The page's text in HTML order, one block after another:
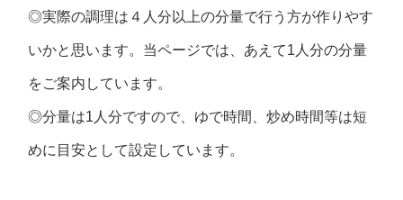
◎実際の調理は４人分以上の分量で行う方が作りやす
いかと思います。当ページでは、あえて1人分の分量
をご案内しています。
◎分量は1人分ですので、ゆで時間、炒め時間等は短
めに目安として設定しています。